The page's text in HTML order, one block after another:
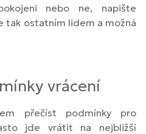
nebo ne, napište
tak ostatním lidem a možná
vrácení
přečíst podmínky pro
jde vrátit na nejbližší